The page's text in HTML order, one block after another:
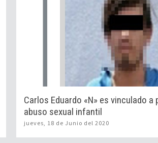
Carlos Eduardo «N» es vinculado
abuso sexual infantil
jueves, 18 de Junio del 2020